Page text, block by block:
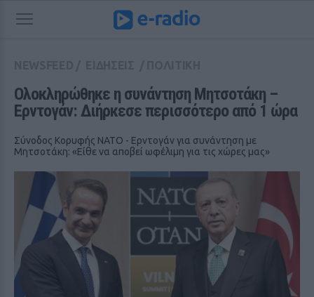
Ολοκληρώθηκε η συνάντηση Μητσοτάκη –
Ερντογάν: Διήρκεσε περισσότερο από 1 ώρα
Σύνοδος Κορυφής ΝΑΤΟ - Ερντογάν για συνάντηση με
Μητσοτάκη: «Είθε να αποβεί ωφέλιμη για τις χώρες μας»